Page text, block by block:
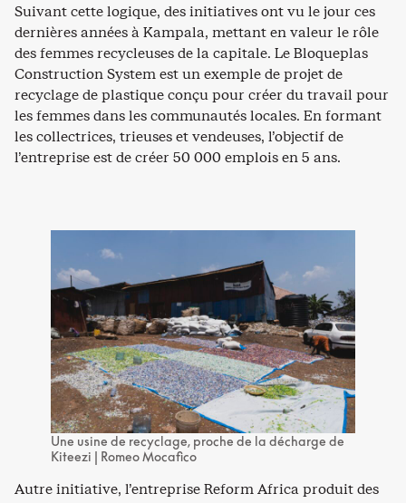
Suivant cette logique, des initiatives ont vu le jour ces
dernières années à Kampala, mettant en valeur le rôle
des femmes recycleuses de la capitale. Le Bloqueplas
Construction System est un exemple de projet de
recyclage de plastique conçu pour créer du travail pour
les femmes dans les communautés locales. En formant
les collectrices, trieuses et vendeuses, l’objectif de
l’entreprise est de créer 50 000 emplois en 5 ans.
Une usine de recyclage, proche de la décharge de
Kiteezi | Romeo Mocafico
Autre initiative, l’entreprise Reform Africa produit des